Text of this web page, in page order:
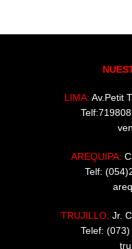
LIMA: Av.Petit
AREQUIPA:
Telf:
TRUJILLO: Jr.
Telef: